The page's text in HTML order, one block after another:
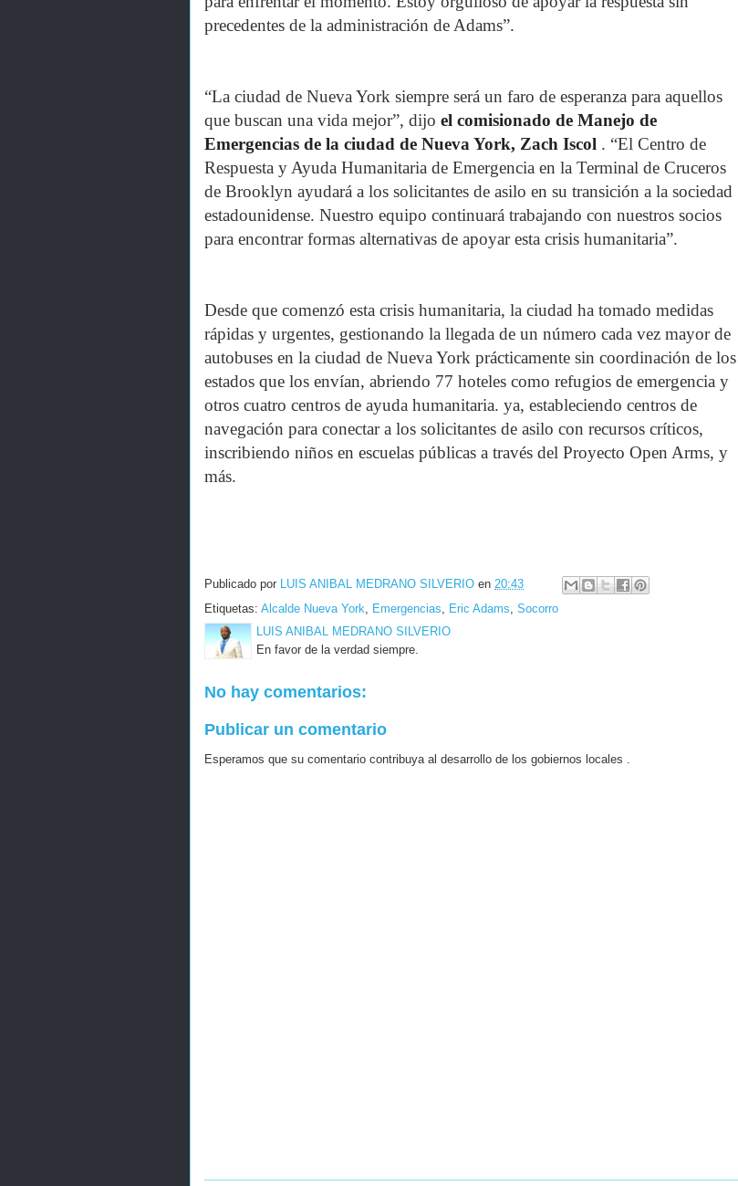
precedentes de la administración de Adams”.
“La ciudad de Nueva York siempre será un faro de esperanza para aquellos
que buscan una vida mejor”, dijo el comisionado de Manejo de
Emergencias de la ciudad de Nueva York, Zach Iscol . “El Centro de
Respuesta y Ayuda Humanitaria de Emergencia en la Terminal de Cruceros
de Brooklyn ayudará a los solicitantes de asilo en su transición a la sociedad
estadounidense. Nuestro equipo continuará trabajando con nuestros socios
para encontrar formas alternativas de apoyar esta crisis humanitaria”.
Desde que comenzó esta crisis humanitaria, la ciudad ha tomado medidas
rápidas y urgentes, gestionando la llegada de un número cada vez mayor de
autobuses en la ciudad de Nueva York prácticamente sin coordinación de los
estados que los envían, abriendo 77 hoteles como refugios de emergencia y
otros cuatro centros de ayuda humanitaria. ya, estableciendo centros de
navegación para conectar a los solicitantes de asilo con recursos críticos,
inscribiendo niños en escuelas públicas a través del Proyecto Open Arms, y
más.
Publicado por LUIS ANIBAL MEDRANO SILVERIO en 20:43
Etiquetas: Alcalde Nueva York, Emergencias, Eric Adams, Socorro
LUIS ANIBAL MEDRANO SILVERIO
En favor de la verdad siempre.
No hay comentarios:
Publicar un comentario
Esperamos que su comentario contribuya al desarrollo de los gobiernos locales .